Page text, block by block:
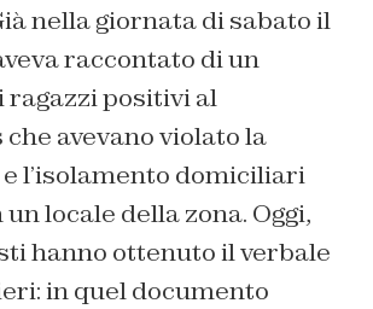
nella giornata di sabato il
raccontato di un
ragazzi positivi al
avevano violato la
l’isolamento domiciliari
locale della zona. Oggi,
hanno ottenuto il verbale
in quel documento